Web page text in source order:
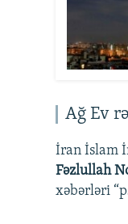
Ağ Ev
İran İslam
Fəzlullah
xəbərləri